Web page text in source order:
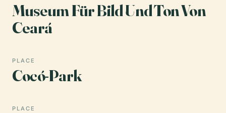
Museum Für Bild Und Ton Von
Ceará
PLACE
Cocó-Park
PLACE